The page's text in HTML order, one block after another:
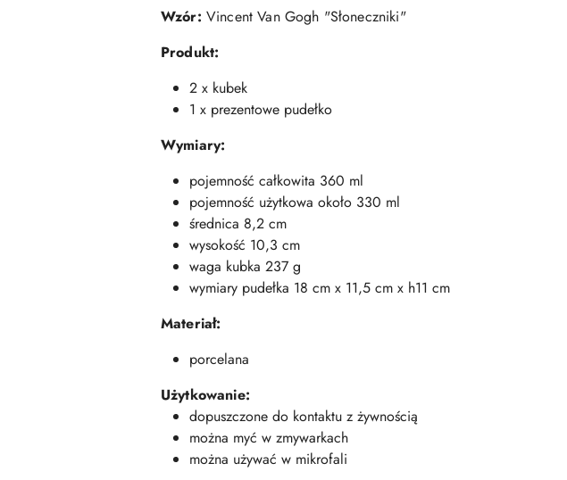
Wzór: Vincent Van Gogh "Słoneczniki"
Produkt:
2 x kubek
1 x prezentowe pudełko
Wymiary:
pojemność całkowita 360 ml
pojemność użytkowa około 330 ml
średnica 8,2 cm
wysokość 10,3 cm
waga kubka 237 g
wymiary pudełka 18 cm x 11,5 cm x h11 cm
Materiał:
porcelana
Użytkowanie:
dopuszczone do kontaktu z żywnością
można myć w zmywarkach
można używać w mikrofali